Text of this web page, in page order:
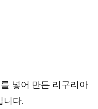
넣어 만든 리구리아
니다.